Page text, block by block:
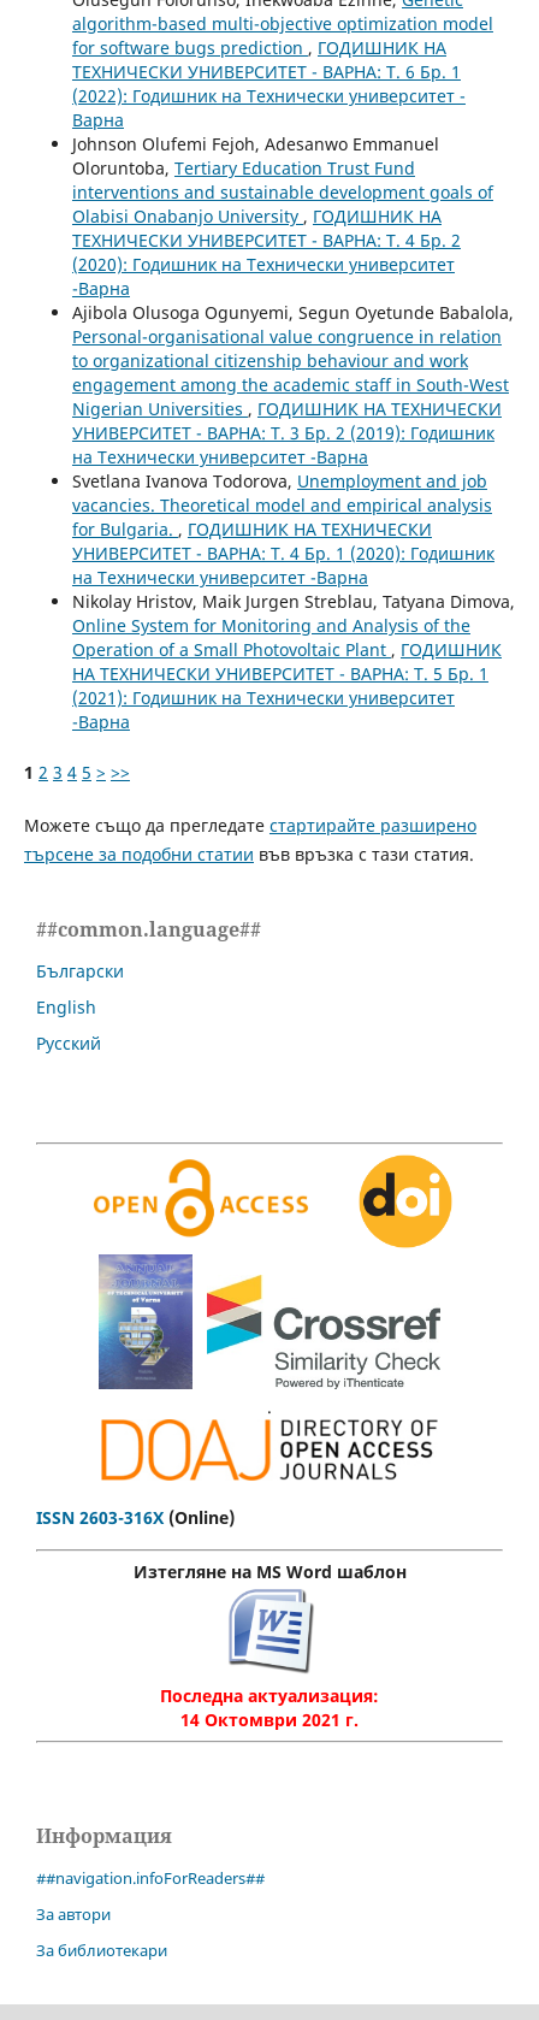
algorithm-based multi-objective optimization model
for software bugs prediction , ГОДИШНИК НА
ТЕХНИЧЕСКИ УНИВЕРСИТЕТ - ВАРНА: Т. 6 Бр. 1
(2022): Годишник на Технически университет -
Варна
Johnson Olufemi Fejoh, Adesanwo Emmanuel
Oloruntoba, Tertiary Education Trust Fund
interventions and sustainable development goals of
Olabisi Onabanjo University , ГОДИШНИК НА
ТЕХНИЧЕСКИ УНИВЕРСИТЕТ - ВАРНА: Т. 4 Бр. 2
(2020): Годишник на Технически университет
-Варна
Ajibola Olusoga Ogunyemi, Segun Oyetunde Babalola,
Personal-organisational value congruence in relation
to organizational citizenship behaviour and work
engagement among the academic staff in South-West
Nigerian Universities , ГОДИШНИК НА ТЕХНИЧЕСКИ
УНИВЕРСИТЕТ - ВАРНА: Т. 3 Бр. 2 (2019): Годишник
на Технически университет -Варна
Svetlana Ivanova Todorova, Unemployment and job
vacancies. Theoretical model and empirical analysis
for Bulgaria. , ГОДИШНИК НА ТЕХНИЧЕСКИ
УНИВЕРСИТЕТ - ВАРНА: Т. 4 Бр. 1 (2020): Годишник
на Технически университет -Варна
Nikolay Hristov, Maik Jurgen Streblau, Tatyana Dimova,
Online System for Monitoring and Analysis of the
Operation of a Small Photovoltaic Plant , ГОДИШНИК
НА ТЕХНИЧЕСКИ УНИВЕРСИТЕТ - ВАРНА: Т. 5 Бр. 1
(2021): Годишник на Технически университет
-Варна
1 2 3 4 5 > >>
Можете също да прегледате стартирайте разширено
търсене за подобни статии във връзка с тази статия.
##common.language##
Български
English
Русский
.
ISSN 2603-316X (Online)
Изтегляне на MS Word шаблон
Последна актуализация:
14 Октомври 2021 г.
Информация
##navigation.infoForReaders##
За автори
За библиотекари